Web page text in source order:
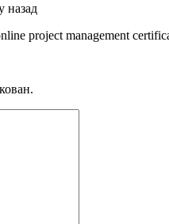
назад
project management